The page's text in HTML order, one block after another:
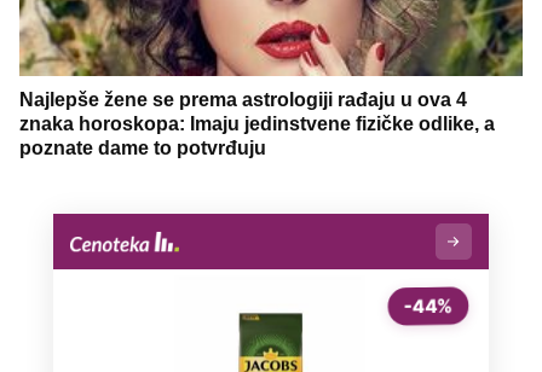
Najlepše žene se prema astrologiji rađaju u ova 4
znaka horoskopa: Imaju jedinstvene fizičke odlike, a
poznate dame to potvrđuju